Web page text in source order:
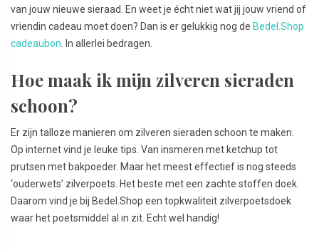
van jouw nieuwe sieraad. En weet je écht niet wat jij jouw vriend of
vriendin cadeau moet doen? Dan is er gelukkig nog de Bedel.Shop
cadeaubon . In allerlei bedragen.
Hoe maak ik mijn zilveren sieraden
schoon?
Er zijn talloze manieren om zilveren sieraden schoon te maken.
Op internet vind je leuke tips. Van insmeren met ketchup tot
prutsen met bakpoeder. Maar het meest effectief is nog steeds
‘ouderwets’ zilverpoets. Het beste met een zachte stoffen doek.
Daarom vind je bij Bedel.Shop een topkwaliteit zilverpoetsdoek
waar het poetsmiddel al in zit. Echt wel handig!